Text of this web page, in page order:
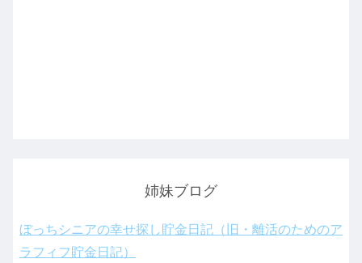
姉妹ブログ
ぼっちシニアの幸せ探し貯金日記（旧・離活のためのア
ラフィフ貯金日記）